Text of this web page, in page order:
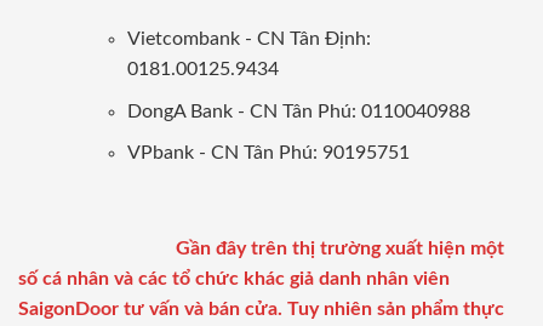
Vietcombank - CN Tân Định:
0181.00125.9434
DongA Bank - CN Tân Phú: 0110040988
VPbank - CN Tân Phú: 90195751
Gần đây trên thị trường xuất hiện một
số cá nhân và các tổ chức khác giả danh nhân viên
SaigonDoor tư vấn và bán cửa. Tuy nhiên sản phẩm thực